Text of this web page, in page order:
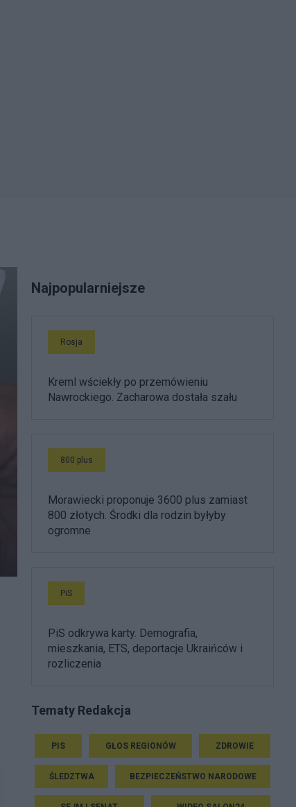
Najpopularniejsze
Rosja
Kreml wściekły po przemówieniu
Nawrockiego. Zacharowa dostała szału
800 plus
Morawiecki proponuje 3600 plus zamiast
800 złotych. Środki dla rodzin byłyby
ogromne
PiS
PiS odkrywa karty. Demografia,
mieszkania, ETS, deportacje Ukraińców i
rozliczenia
Tematy Redakcja
PIS GŁOS REGIONÓW ZDROWIE
ŚLEDZTWA BEZPIECZEŃSTWO NARODOWE